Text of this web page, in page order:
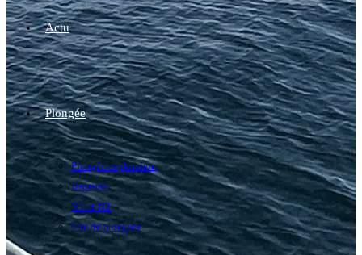
Actu
Plongée
Plongée exploration
Baptême
N1 et N2
Site de plongées